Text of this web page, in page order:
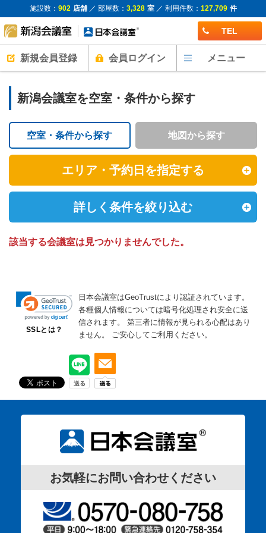
施設数： 902 店舗／ 部屋数： 3,328 室／ 利用件数： 127,709 件
TEL
新規会員登録 会員ログイン メニュー
新潟会議室を空室・条件から探す
空室・条件から探す 地図から探す
エリア・予約日を指定する
詳しく条件を絞り込む
該当する会議室は見つかりませんでした。
SSLとは？
日本会議室はGeoTrustにより認証されています。
各種個人情報については暗号化処理され安全に送
信されます。
第三者に情報が見られる心配はあり
ません。
ご安心してご利用ください。
お気軽にお問い合わせください